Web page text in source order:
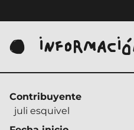
Contribuyente
juli esquivel